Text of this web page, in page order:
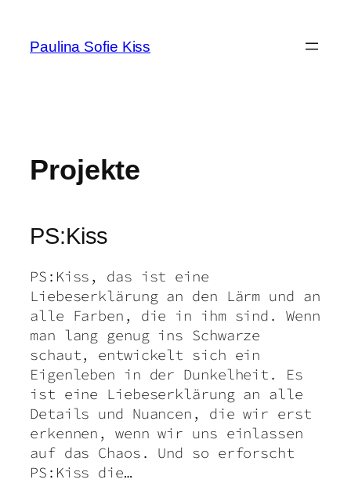
springen
Paulina Sofie Kiss
Projekte
PS:Kiss
PS:Kiss, das ist eine
Liebeserklärung an den Lärm und an
alle Farben, die in ihm sind. Wenn
man lang genug ins Schwarze
schaut, entwickelt sich ein
Eigenleben in der Dunkelheit. Es
ist eine Liebeserklärung an alle
Details und Nuancen, die wir erst
erkennen, wenn wir uns einlassen
auf das Chaos. Und so erforscht
PS:Kiss die…